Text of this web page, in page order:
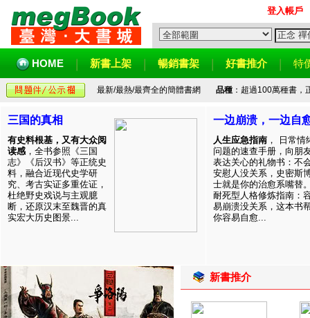
登入帳戶
HOME 新書上架 暢銷書架 好書推介 特
最新/最熱/最齊全的簡體書網 品種：超過100萬種書，
三国的真相
有史料根基，又有大众阅
读感 ，全书参照《三国
志》《后汉书》等正统史
料，融合近现代史学研
究、考古实证多重佐证，
杜绝野史戏说与主观臆
断，还原汉末至魏晋的真
实宏大历史图景...
一边崩溃，一边自
人生应急指南 ， 日常情
问题的速查手册，向朋
表达关心的礼物书：不
安慰人没关系，史密斯
士就是你的治愈系嘴替
耐死型人格修炼指南：
易崩溃没关系，这本书
你容易自愈...
新書推介